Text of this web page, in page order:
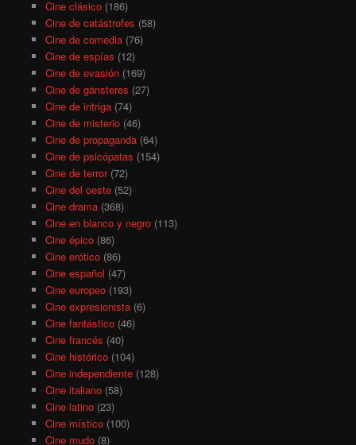
Cine clásico(186)
Cine de catástrofes (58)
Cine de comedia(76)
Cine de espías (12)
Cine de evasión(169)
Cine de gánsteres (27)
Cine de intriga(74)
Cine de misterio(46)
Cine de propaganda(64)
Cine de psicópatas (154)
Cine de terror(72)
Cine del oeste(52)
Cine drama(368)
Cine en blanco y negro(113)
Cine épico(86)
Cine erótico(86)
Cine español (47)
Cine europeo(193)
Cine expresionista(6)
Cine fantástico(46)
Cine francés (40)
Cine histórico(104)
Cine independiente(128)
Cine italiano(58)
Cine latino(23)
Cine místico(100)
Cine mudo(8)